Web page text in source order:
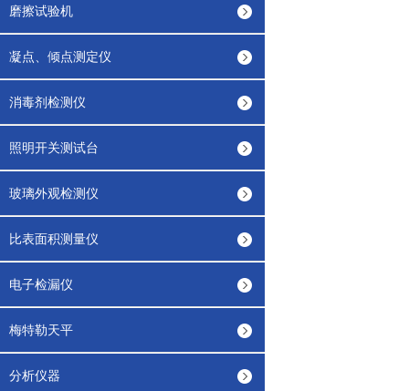
磨擦试验机
凝点、倾点测定仪
消毒剂检测仪
照明开关测试台
玻璃外观检测仪
比表面积测量仪
电子检漏仪
梅特勒天平
分析仪器